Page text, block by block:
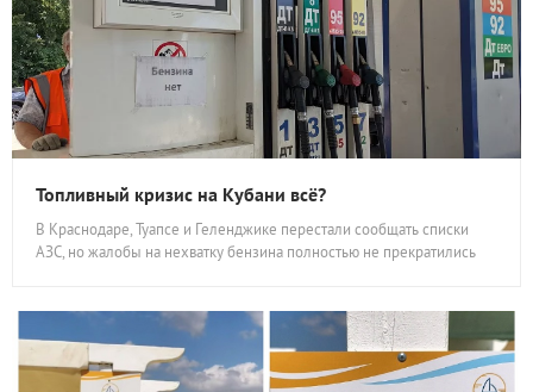
Топливный кризис на Кубани всё?
В Краснодаре, Туапсе и Геленджике перестали сообщать списки
АЗС, но жалобы на нехватку бензина полностью не прекратились